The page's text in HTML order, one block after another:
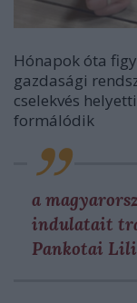
Hónapok óta
gazdasági
cselekvés
formálódik
a
indulatait
Pankotai Lili